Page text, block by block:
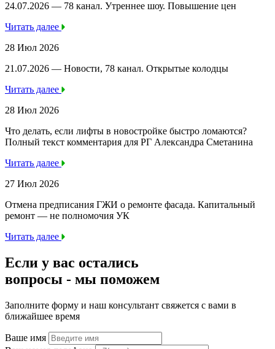
24.07.2026 — 78 канал. Утреннее шоу. Повышение цен
Читать далее
28 Июл 2026
21.07.2026 — Новости, 78 канал. Открытые колодцы
Читать далее
28 Июл 2026
Что делать, если лифты в новостройке быстро ломаются?
Полный текст комментария для РГ Александра Сметанина
Читать далее
27 Июл 2026
Отмена предписания ГЖИ о ремонте фасада. Капитальный
ремонт — не полномочия УК
Читать далее
Если у вас остались
вопросы - мы поможем
Заполните форму и наш консультант свяжется с вами в
ближайшее время
Ваше имя